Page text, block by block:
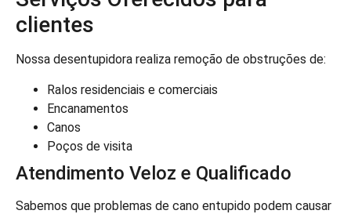
clientes
Nossa desentupidora realiza remoção de obstruções de:
Ralos residenciais e comerciais
Encanamentos
Canos
Poços de visita
Atendimento Veloz e Qualificado
Sabemos que problemas de cano entupido podem causar